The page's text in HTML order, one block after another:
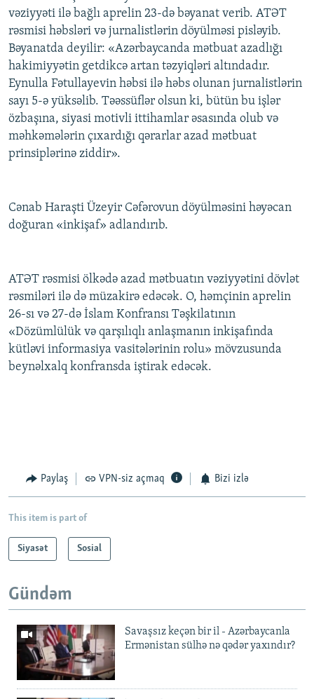
vəziyyəti ilə bağlı aprelin 23-də bəyanat verib. ATƏT
rəsmisi həbsləri və jurnalistlərin döyülməsi pisləyib.
Bəyanatda deyilir: «Azərbaycanda mətbuat azadlığı
hakimiyyətin getdikcə artan təzyiqləri altındadır.
Eynulla Fətullayevin həbsi ilə həbs olunan jurnalistlərin
sayı 5-ə yüksəlib. Təəssüflər olsun ki, bütün bu işlər
özbaşına, siyasi motivli ittihamlar əsasında olub və
məhkəmələrin çıxardığı qərarlar azad mətbuat
prinsiplərinə ziddir».
Cənab Haraşti Üzeyir Cəfərovun döyülməsini həyəcan
doğuran «inkişaf» adlandırıb.
ATƏT rəsmisi ölkədə azad mətbuatın vəziyyətini dövlət
rəsmiləri ilə də müzakirə edəcək. O, həmçinin aprelin
26-sı və 27-də İslam Konfransı Təşkilatının
«Dözümlülük və qarşılıqlı anlaşmanın inkişafında
kütləvi informasiya vasitələrinin rolu» mövzusunda
beynəlxalq konfransda iştirak edəcək.
Paylaş VPN-siz açmaq Bizi izlə
This item is part of
Siyasət Sosial
Gündəm
Savaşsız keçən bir il - Azərbaycanla
Ermənistan sülhə nə qədər yaxındır?